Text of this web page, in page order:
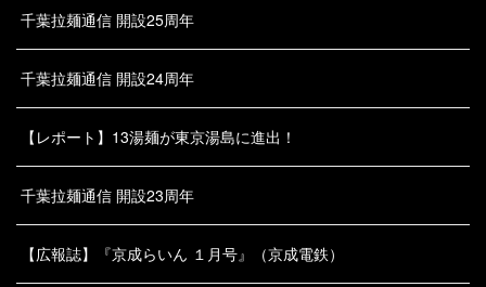
千葉拉麺通信 開設25周年
千葉拉麺通信 開設24周年
【レポート】13湯麺が東京湯島に進出！
千葉拉麺通信 開設23周年
【広報誌】『京成らいん １月号』（京成電鉄）